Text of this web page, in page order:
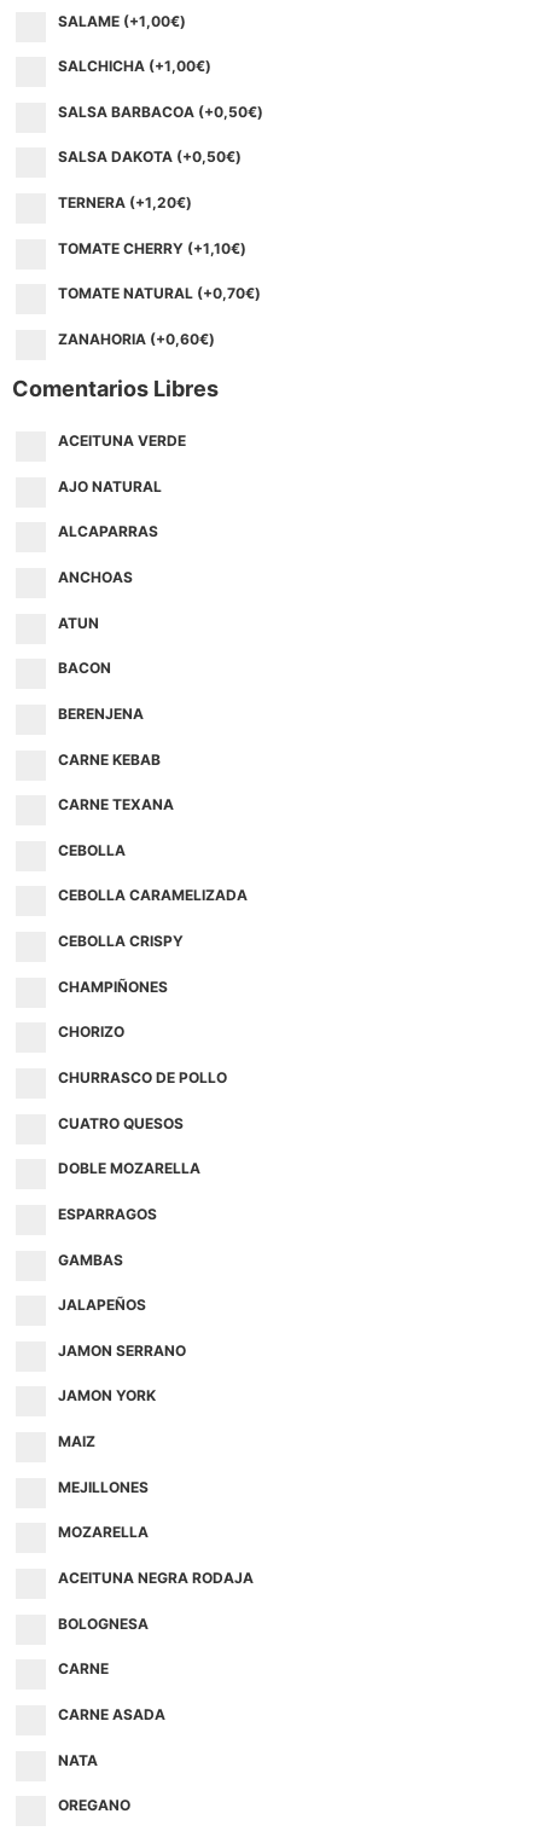
SALAME (+1,00€)
SALCHICHA (+1,00€)
SALSA BARBACOA (+0,50€)
SALSA DAKOTA (+0,50€)
TERNERA (+1,20€)
TOMATE CHERRY (+1,10€)
TOMATE NATURAL (+0,70€)
ZANAHORIA (+0,60€)
Comentarios Libres
ACEITUNA VERDE
AJO NATURAL
ALCAPARRAS
ANCHOAS
ATUN
BACON
BERENJENA
CARNE KEBAB
CARNE TEXANA
CEBOLLA
CEBOLLA CARAMELIZADA
CEBOLLA CRISPY
CHAMPIÑONES
CHORIZO
CHURRASCO DE POLLO
CUATRO QUESOS
DOBLE MOZARELLA
ESPARRAGOS
GAMBAS
JALAPEÑOS
JAMON SERRANO
JAMON YORK
MAIZ
MEJILLONES
MOZARELLA
ACEITUNA NEGRA RODAJA
BOLOGNESA
CARNE
CARNE ASADA
NATA
OREGANO